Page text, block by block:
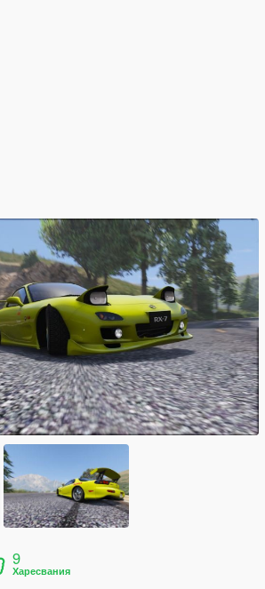
9
Харесвания